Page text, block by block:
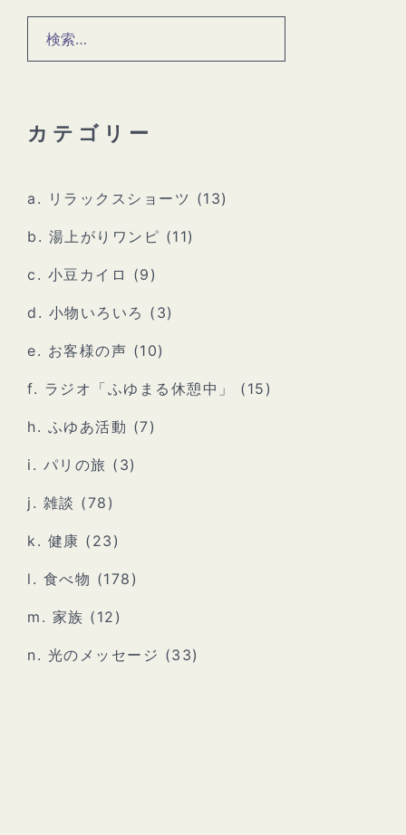
索:
カテゴリー
a. リラックスショーツ (13)
b. 湯上がりワンピ (11)
c. 小豆カイロ (9)
d. 小物いろいろ (3)
e. お客様の声 (10)
f. ラジオ「ふゆまる休憩中」 (15)
h. ふゆあ活動 (7)
i. パリの旅 (3)
j. 雑談 (78)
k. 健康 (23)
l. 食べ物 (178)
m. 家族 (12)
n. 光のメッセージ (33)